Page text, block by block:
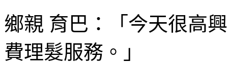
鄉親 育巴：「今天很高
費理髮服務。」